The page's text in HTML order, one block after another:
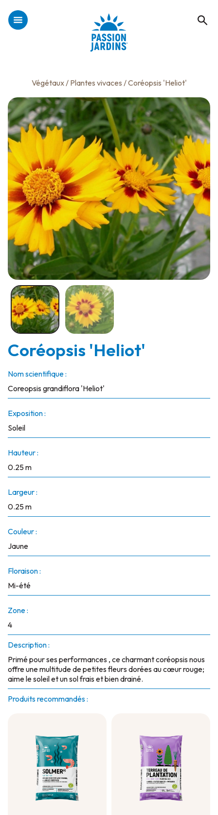
Végétaux/ Plantes vivaces / Coréopsis 'Heliot'
Coréopsis 'Heliot'
Nom scientifique :
Coreopsis grandiflora 'Heliot'
Exposition :
Soleil
Hauteur :
0.25 m
Largeur :
0.25 m
Couleur :
Jaune
Floraison :
Mi-été
Zone :
4
Description :
Primé pour ses performances , ce charmant coréopsis nous
offre une multitude de petites fleurs dorées au cœur rouge;
aime le soleil et un sol frais et bien drainé.
Produits recommandés :